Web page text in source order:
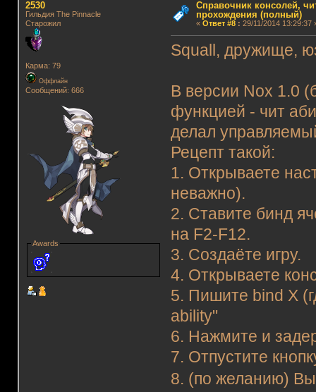
2530
Гильдия The Pinnacle
Старожил
Карма: 79
Оффлайн
Сообщений: 666
Awards
Справочник консолей,
прохождения (полный)
« Ответ #8: 29/11/2014 13:29:37
Squall, дружище,
В версии Nox 1.0
функцией - чит
делал
Рецепт такой:
1. Открываете
неважно).
2. Ставите бинд
на F2-F12.
3. Создаёте игру.
4. Открываете
5. Пишите bind X
ability"
6. Нажмите и
7. Отпустите
8. (по желанию)